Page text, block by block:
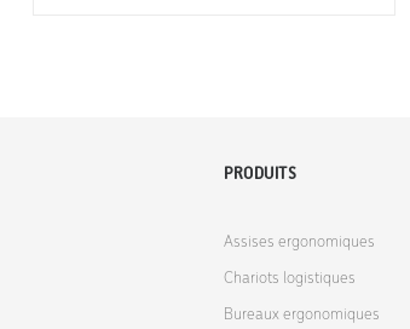
PRODUITS
Assises ergonomiques
Chariots logistiques
Bureaux ergonomiques